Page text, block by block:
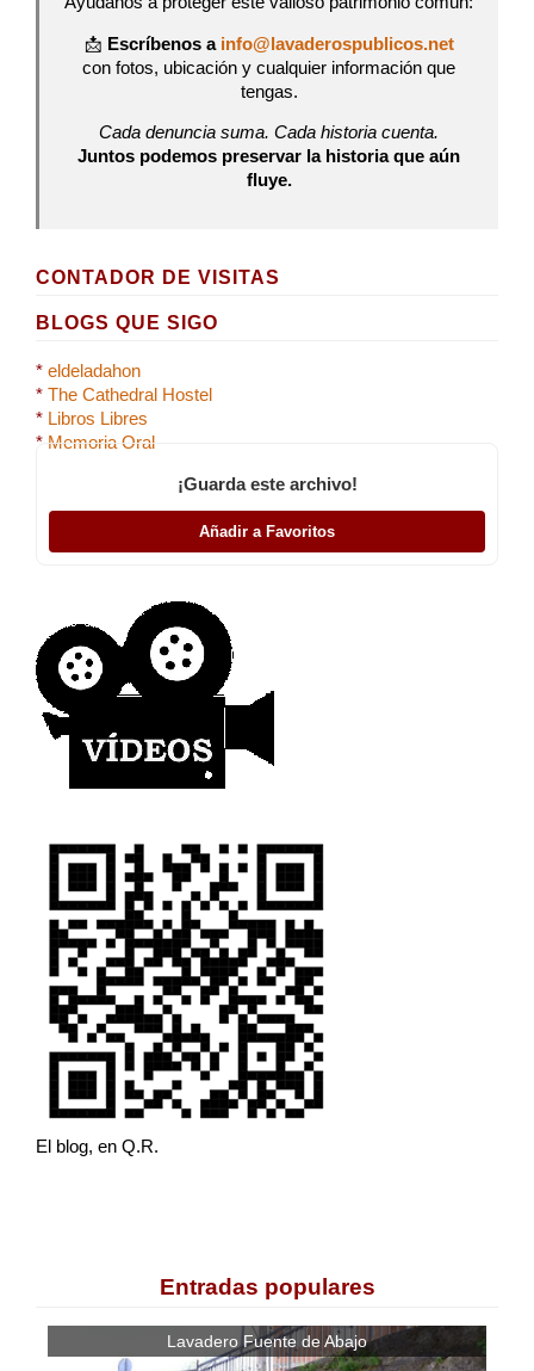
📩 Escríbenos a info@lavaderospublicos.net
con fotos, ubicación y cualquier información que
tengas.
Cada denuncia suma. Cada historia cuenta.
Juntos podemos preservar la historia que aún
fluye.
CONTADOR DE VISITAS
BLOGS QUE SIGO
* eldeladahon
* The Cathedral Hostel
* Libros Libres
* Memoria Oral
¡Guarda este archivo!
Añadir a Favoritos
El blog, en Q.R.
Entradas populares
Lavadero Fuente de Abajo